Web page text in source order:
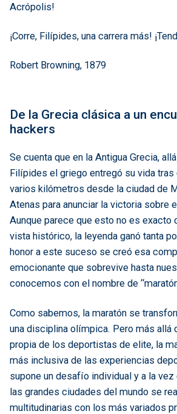
Acrópolis!
¡Corre, Filípides, una carrera más!
Robert Browning, 1879
De la Grecia clásica a un
hackers
Se cuenta que en la Antigua Grecia,
Filípides el griego entregó su vida
varios kilómetros desde la ciudad de
Atenas para anunciar la victoria sobre
Aunque parece que esto no es exacto
vista histórico, la leyenda ganó tanta
honor a este suceso se creó esa
emocionante que sobrevive hasta
conocemos con el nombre de
Como sabemos, la maratón se
una disciplina olímpica. Pero más allá
propia de los deportistas de elite, la
más inclusiva de las experiencias
supone un desafío individual y a la
las grandes ciudades del mundo se
multitudinarias con los más variados